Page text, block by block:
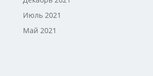
Июль 2021
Май 2021